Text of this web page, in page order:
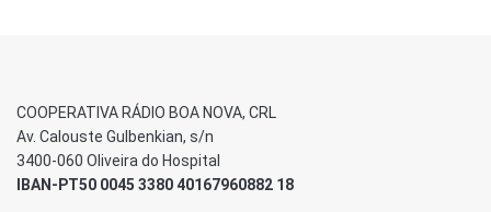
COOPERATIVA RÁDIO BOA NOVA, CRL
Av. Calouste Gulbenkian, s/n
3400-060 Oliveira do Hospital
IBAN-PT50 0045 3380 40167960882 18